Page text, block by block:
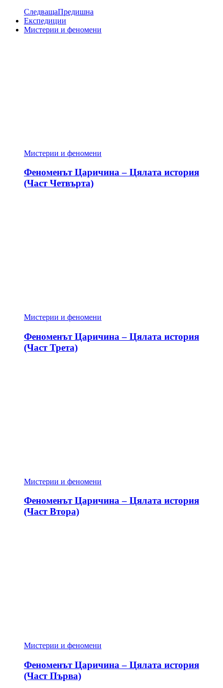
СледващаПредишна
Експедиции
Мистерии и феномени
Мистерии и феномени
Феноменът Царичина – Цялата история
(Част Четвърта)
Мистерии и феномени
Феноменът Царичина – Цялата история
(Част Трета)
Мистерии и феномени
Феноменът Царичина – Цялата история
(Част Втора)
Мистерии и феномени
Феноменът Царичина – Цялата история
(Част Първа)